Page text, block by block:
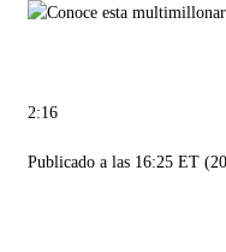
2:16
Publicado a las 16:25 ET